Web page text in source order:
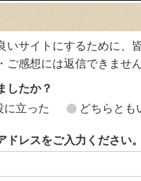
いサイトにするために、
感想には返信できませ
したか？
に立った どちらとも
レスをご入力ください。